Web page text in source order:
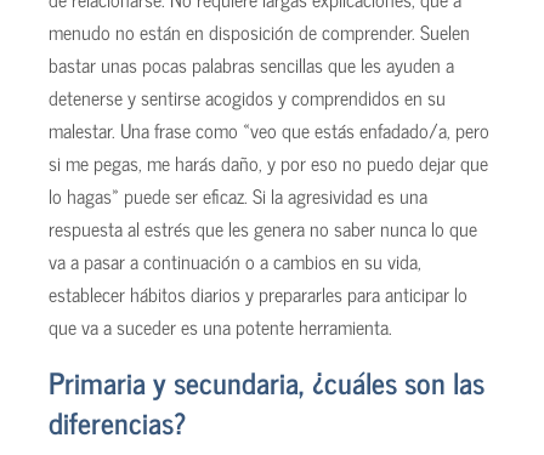
menudo no están en disposición de comprender. Suelen
bastar unas pocas palabras sencillas que les ayuden a
detenerse y sentirse acogidos y comprendidos en su
malestar. Una frase como «veo que estás enfadado/a, pero
si me pegas, me harás daño, y por eso no puedo dejar que
lo hagas» puede ser eficaz. Si la agresividad es una
respuesta al estrés que les genera no saber nunca lo que
va a pasar a continuación o a cambios en su vida,
establecer hábitos diarios y prepararles para anticipar lo
que va a suceder es una potente herramienta.
Primaria y secundaria, ¿cuáles son las
diferencias?